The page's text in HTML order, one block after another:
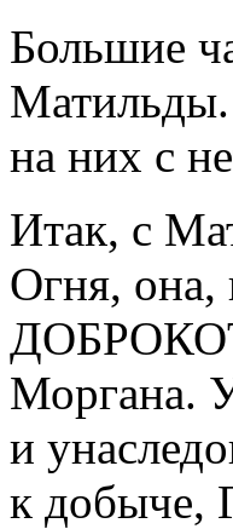
Большие
Матильды.
на них с
Итак, с
Огня, она,
Моргана.
и
к добыче,